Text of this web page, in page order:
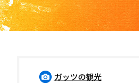
ガッツの観光